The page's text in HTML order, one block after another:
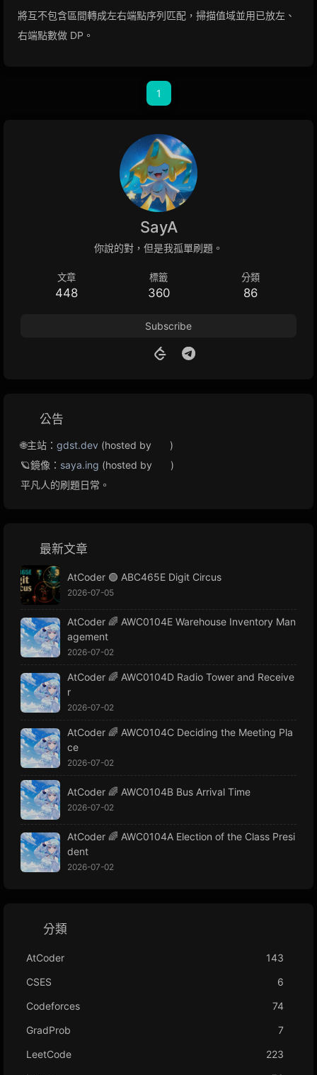
將互不包含區間轉成左右端點序列匹配，掃描值域並用已放左、
右端點數做 DP。
1
SayA
你說的對，但是我孤單刷題。
文章
448
標籤
360
分類
86
Subscribe
公告
🌐主站： gdst.dev (hosted by
)
🪐鏡像： saya.ing (hosted by
)
平凡人的刷題日常。
最新文章
AtCoder 🟢 ABC465E Digit Circus
2026-07-05
AtCoder 🌈 AWC0104E Warehouse Inventory Man
agement
2026-07-02
AtCoder 🌈 AWC0104D Radio Tower and Receive
r
2026-07-02
AtCoder 🌈 AWC0104C Deciding the Meeting Pla
ce
2026-07-02
AtCoder 🌈 AWC0104B Bus Arrival Time
2026-07-02
AtCoder 🌈 AWC0104A Election of the Class Presi
dent
2026-07-02
分類
AtCoder
143
CSES
6
Codeforces
74
GradProb
7
LeetCode
223